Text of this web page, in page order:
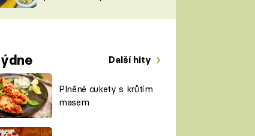
Další hity
Plněné cukety s krůtím
masem